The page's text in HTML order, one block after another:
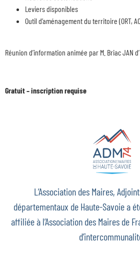
Leviers disponibles
Outil d’aménagement du territoire (ORT,
Réunion d’information animée par M. Briac JAN d’
Gratuit – inscription requise
L’Association des Maires,
départementaux de Haute-Savoie a
affiliée à l’Association des Maires de